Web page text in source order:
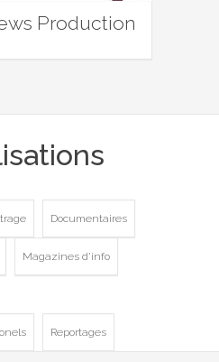
Production
Documentaires
Magazines d'info
Reportages